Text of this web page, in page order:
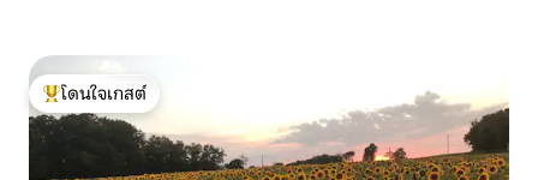
โดนใจเกสต์ที่สุด
โดนใจเกสต์